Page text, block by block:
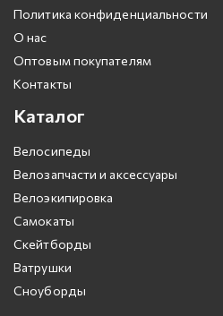
Политика конфиденциальности
О нас
Оптовым покупателям
Контакты
Каталог
Велосипеды
Велозапчасти и аксессуары
Велоэкипировка
Самокаты
Скейтборды
Ватрушки
Сноуборды